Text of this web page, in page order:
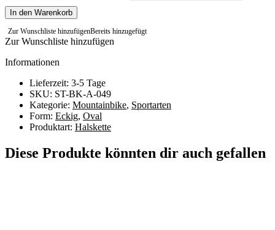
In den Warenkorb
Zur Wunschliste hinzufügenBereits hinzugefügt
Zur Wunschliste hinzufügen
Informationen
Lieferzeit: 3-5 Tage
SKU: ST-BK-A-049
Kategorie: Mountainbike, Sportarten
Form: Eckig, Oval
Produktart: Halskette
Diese Produkte könnten dir auch gefallen